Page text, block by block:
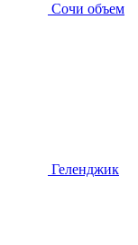
Сочи объем
Геленджик